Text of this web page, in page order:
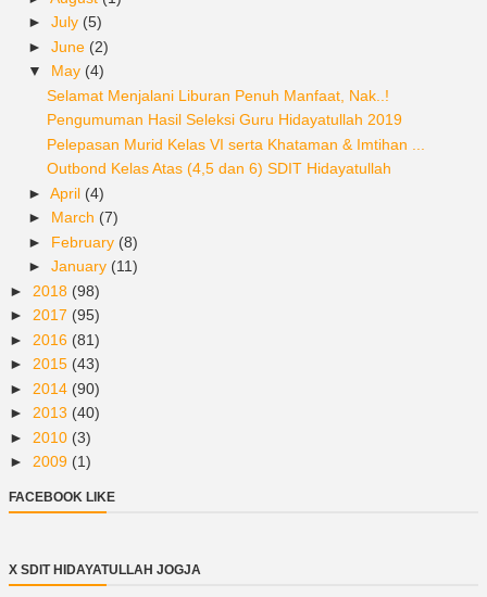
► July (5)
► June (2)
▼ May (4)
Selamat Menjalani Liburan Penuh Manfaat, Nak..!
Pengumuman Hasil Seleksi Guru Hidayatullah 2019
Pelepasan Murid Kelas VI serta Khataman & Imtihan ...
Outbond Kelas Atas (4,5 dan 6) SDIT Hidayatullah
► April (4)
► March (7)
► February (8)
► January (11)
► 2018 (98)
► 2017 (95)
► 2016 (81)
► 2015 (43)
► 2014 (90)
► 2013 (40)
► 2010 (3)
► 2009 (1)
FACEBOOK LIKE
X SDIT HIDAYATULLAH JOGJA